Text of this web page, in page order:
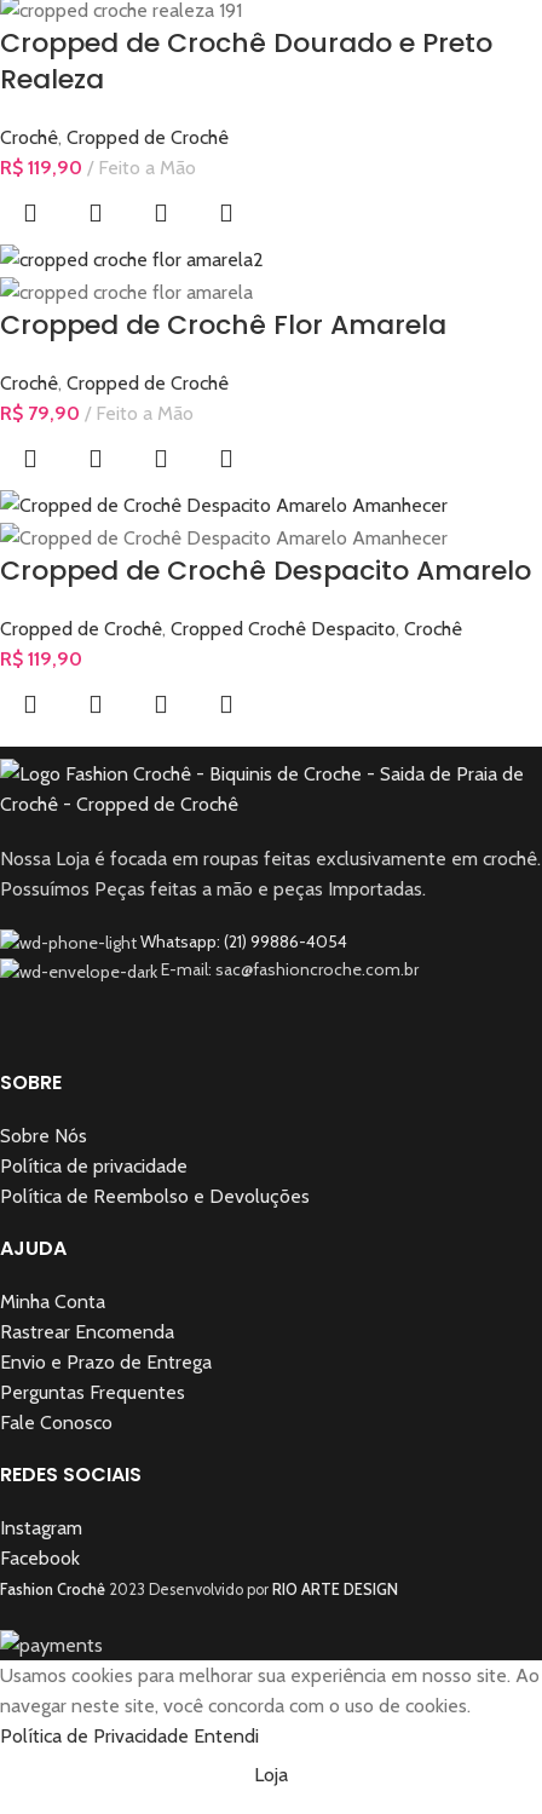
Cropped de Crochê Dourado e Preto
Realeza
Crochê, Cropped de Crochê
R$ 119,90 Feito a Mão
Cropped de Crochê Flor Amarela
Crochê, Cropped de Crochê
R$ 79,90 Feito a Mão
Cropped de Crochê Despacito Amarelo
Cropped de Crochê, Cropped Crochê Despacito, Crochê
R$ 119,90
Nossa Loja é focada em roupas feitas exclusivamente em crochê.
Possuímos Peças feitas a mão e peças Importadas.
Whatsapp: (21) 99886-4054
E-mail: sac@fashioncroche.com.br
SOBRE
Sobre Nós
Política de privacidade
Política de Reembolso e Devoluções
AJUDA
Minha Conta
Rastrear Encomenda
Envio e Prazo de Entrega
Perguntas Frequentes
Fale Conosco
REDES SOCIAIS
Instagram
Facebook
Fashion Crochê 2023 Desenvolvido por RIO ARTE DESIGN
Usamos cookies para melhorar sua experiência em nosso site. Ao
navegar neste site, você concorda com o uso de cookies.
Política de Privacidade Entendi
Loja